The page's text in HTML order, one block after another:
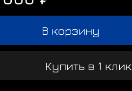
В корзину
Купить в 1 клик